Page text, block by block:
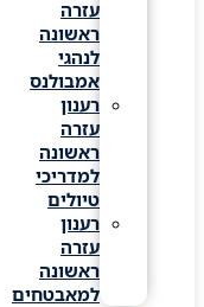
עזרה
ראשונה
לנהגי
אמבולנס
רענון
עזרה
ראשונה
למדריכי
טיולים
רענון
עזרה
ראשונה
למאבטחים